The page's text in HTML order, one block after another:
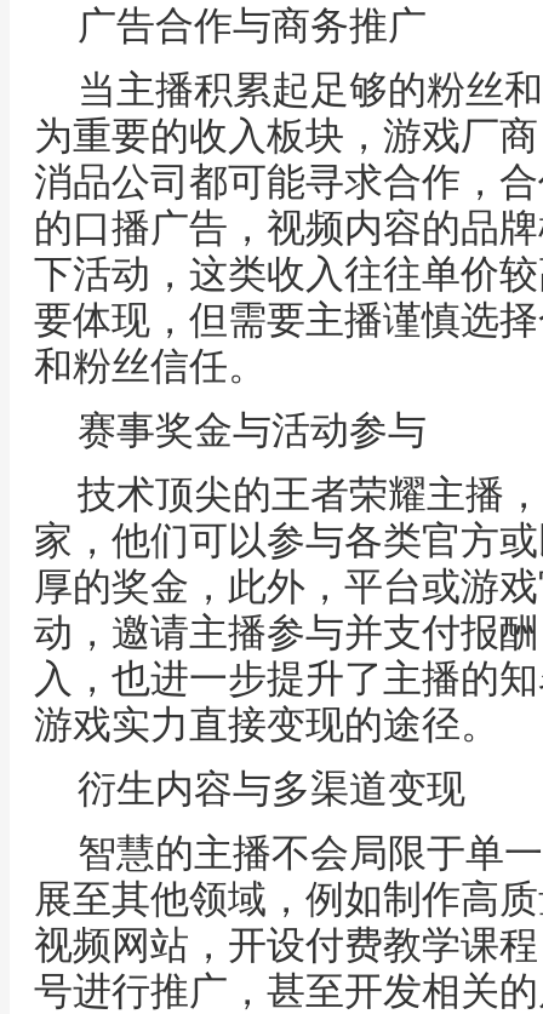
广告合作与商务推广
当主播积累起足够的粉丝
为重要的收入板块，游戏厂
消品公司都可能寻求合作，
的口播广告，视频内容的品
下活动，这类收入往往单价
要体现，但需要主播谨慎选
和粉丝信任。
赛事奖金与活动参与
技术顶尖的王者荣耀主播
家，他们可以参与各类官方
厚的奖金，此外，平台或游
动，邀请主播参与并支付报
入，也进一步提升了主播的
游戏实力直接变现的途径。
衍生内容与多渠道变现
智慧的主播不会局限于单
展至其他领域，例如制作高
视频网站，开设付费教学课
号进行推广，甚至开发相关